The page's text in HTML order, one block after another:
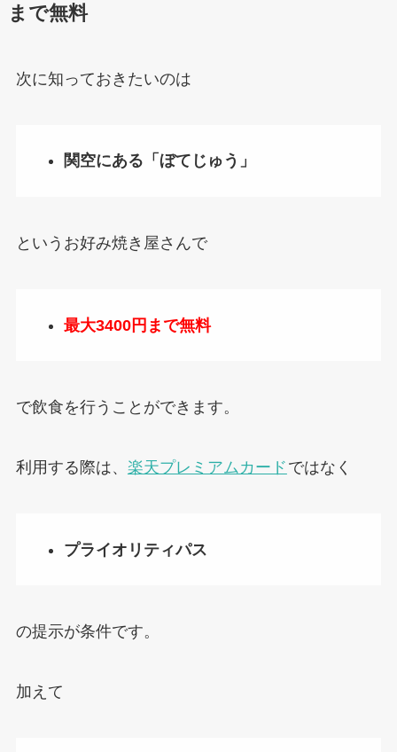
まで無料
次に知っておきたいのは
関空にある「ぼてじゅう」
というお好み焼き屋さんで
最大3400円まで無料
で飲食を行うことができます。
利用する際は、 楽天プレミアムカード ではなく
プライオリティパス
の提示が条件です。
加えて